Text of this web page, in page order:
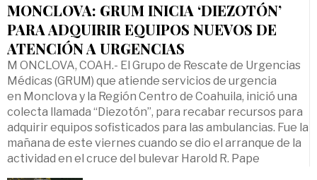
MONCLOVA: GRUM INICIA ‘DIEZOTÓN’
PARA ADQUIRIR EQUIPOS NUEVOS DE
ATENCIÓN A URGENCIAS
M ONCLOVA, COAH.- El Grupo de Rescate de Urgencias
Médicas (GRUM) que atiende servicios de urgencia
en Monclova y la Región Centro de Coahuila, inició una
colecta llamada “Diezotón”, para recabar recursos para
adquirir equipos sofisticados para las ambulancias. Fue la
mañana de este viernes cuando se dio el arranque de la
actividad en el cruce del bulevar Harold R. Pape